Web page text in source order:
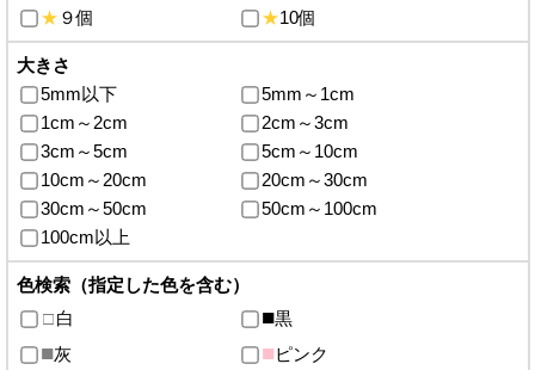
★ ９個 ★10個
大きさ
5mm以下
5mm～1cm
1cm～2cm
2cm～3cm
3cm～5cm
5cm～10cm
10cm～20cm
20cm～30cm
30cm～50cm
50cm～100cm
100cm以上
色検索（指定した色を含む）
白
黒
灰
ピンク